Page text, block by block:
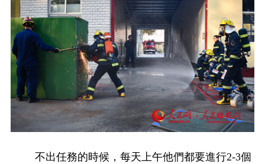
不出任務的時候，每天上午他們都要進行2-3個